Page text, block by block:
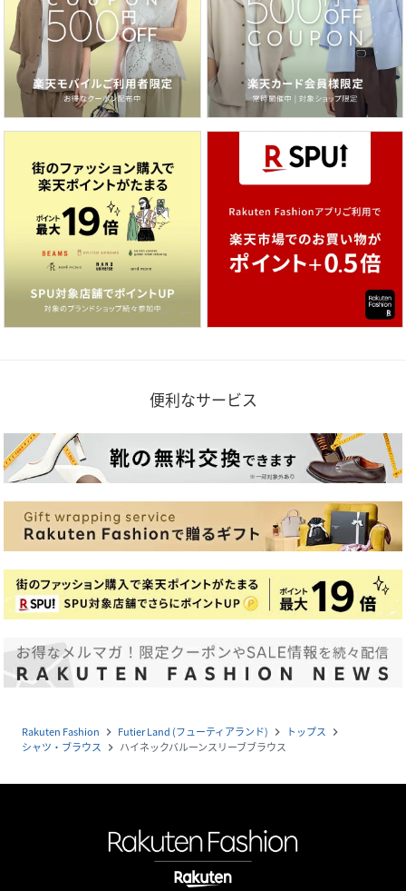
便利なサービス
Rakuten Fashion navigate_next Futier Land (フューティアランド) navigate_next トップス navigate_next
シャツ・ブラウス navigate_next ハイネックバルーンスリーブブラウス